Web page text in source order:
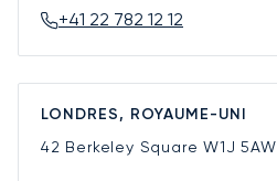
+41 22 782 12 12
LONDRES, ROYAUME-UNI
42 Berkeley SquareW1J 5AW